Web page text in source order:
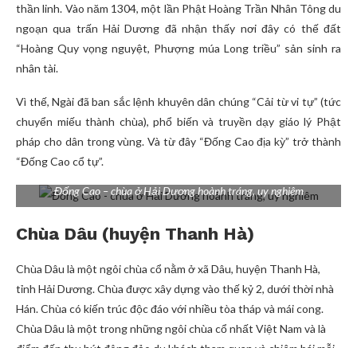
thần linh. Vào năm 1304, một lần Phật Hoàng Trần Nhân Tông du
ngoạn qua trấn Hải Dương đã nhận thấy nơi đây có thế đất
“Hoàng Quy vọng nguyệt, Phượng múa Long triều” sản sinh ra
nhân tài.
Vì thế, Ngài đã ban sắc lệnh khuyên dân chúng “Cải từ vi tự” (tức
chuyển miếu thành chùa), phổ biến và truyền dạy giáo lý Phật
pháp cho dân trong vùng. Và từ đây “Đống Cao địa kỳ” trở thành
“Đống Cao cổ tự”.
Đống Cao – chùa ở Hải Dương hoành tráng, uy nghiêm
Chùa Dâu (huyện Thanh Hà)
Chùa Dâu là một ngôi chùa cổ nằm ở xã Dâu, huyện Thanh Hà,
tỉnh Hải Dương. Chùa được xây dựng vào thế kỷ 2, dưới thời nhà
Hán. Chùa có kiến trúc độc đáo với nhiều tòa tháp và mái cong.
Chùa Dâu là một trong những ngôi chùa cổ nhất Việt Nam và là